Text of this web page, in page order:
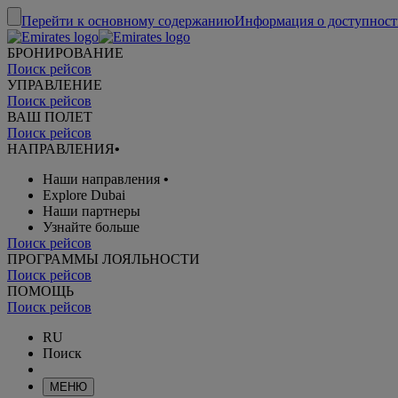
Перейти к основному содержаниюИнформация о
БРОНИРОВАНИЕ
Поиск рейсов
УПРАВЛЕНИЕ
Поиск рейсов
ВАШ ПОЛЕТ
Поиск рейсов
НАПРАВЛЕНИЯ•
Наши направления •
Explore Dubai
Наши партнеры
Узнайте больше
Поиск рейсов
ПРОГРАММЫ ЛОЯЛЬНОСТИ
Поиск рейсов
ПОМОЩЬ
Поиск рейсов
RU
Поиск
МЕНЮ